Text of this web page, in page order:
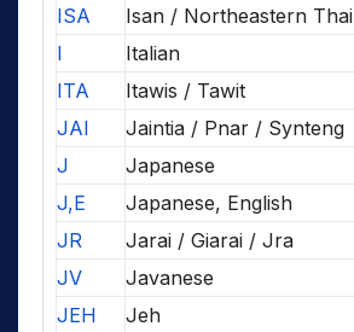
ISA
Isan / Northeastern Thai
I
Italian
ITA
Itawis / Tawit
JAI
Jaintia / Pnar / Synteng
J
Japanese
J,E
Japanese, English
JR
Jarai / Giarai / Jra
JV
Javanese
JEH
Jeh